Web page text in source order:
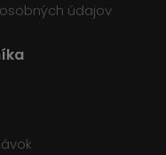
údajov